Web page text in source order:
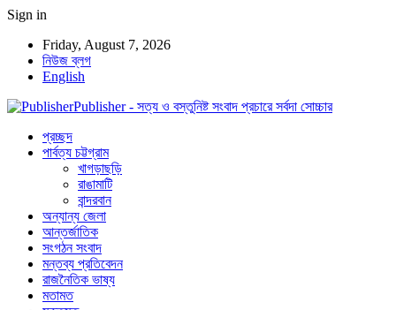
Sign in
Friday, August 7, 2026
নিউজ ব্লগ
English
Publisher - সত্য ও বস্তুনিষ্ট সংবাদ প্রচারে সর্বদা সোচ্চার
প্রচ্ছদ
পার্বত্য চট্টগ্রাম
খাগড়াছড়ি
রাঙামাটি
বান্দরবান
অন্যান্য জেলা
আন্তর্জাতিক
সংগঠন সংবাদ
মন্তব্য প্রতিবেদন
রাজনৈতিক ভাষ্য
মতামত